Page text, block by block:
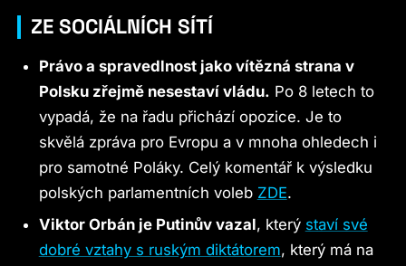
ZE SOCIÁLNÍCH SÍTÍ
Právo a spravedlnost jako vítězná strana v
Polsku zřejmě nesestaví vládu. Po 8 letech to
vypadá, že na řadu přichází opozice. Je to
skvělá zpráva pro Evropu a v mnoha ohledech i
pro samotné Poláky. Celý komentář k výsledku
polských parlamentních voleb ZDE.
Viktor Orbán je Putinův vazal, který staví své
dobré vztahy s ruským diktátorem, který má na